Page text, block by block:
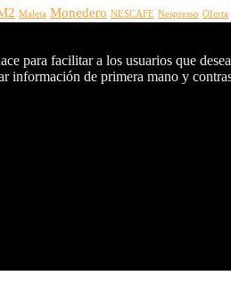
Maleta Monedero NESCAFE Nespresso Oferta
para facilitar a los usuarios que
información de primera mano y